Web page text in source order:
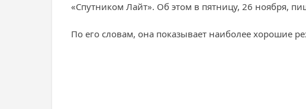
«Спутником Лайт». Об этом в пятницу, 26 ноября,
По его словам, она показывает наиболее хорошие